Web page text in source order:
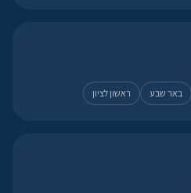
באר שבע ראשון לציון